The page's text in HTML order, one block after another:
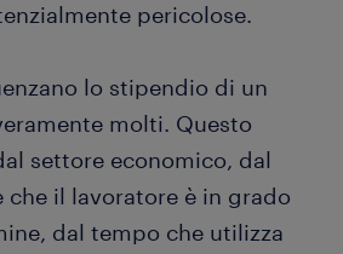
pericolose.
lo stipendio di un
molti. Questo
settore economico, dal
il lavoratore è in grado
dal tempo che utilizza